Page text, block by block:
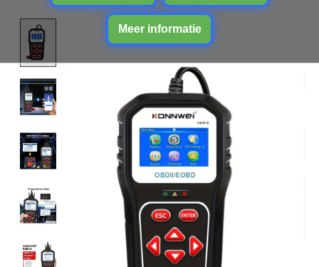
Product image slideshow Items